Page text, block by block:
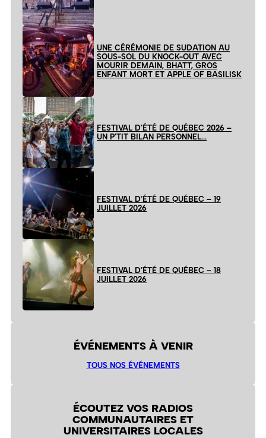
UNE CÉRÉMONIE DE SUDATION AU
SOUS-SOL DU KNOCK-OUT AVEC
MOURIR DEMAIN, BHATT, GROS
ENFANT MORT ET APPLE OF BASILISK
FESTIVAL D’ÉTÉ DE QUÉBEC 2026 –
UN P’TIT BILAN PERSONNEL…
FESTIVAL D’ÉTÉ DE QUÉBEC – 19
JUILLET 2026
FESTIVAL D’ÉTÉ DE QUÉBEC – 18
JUILLET 2026
ÉVÉNEMENTS À VENIR
TOUS NOS ÉVÉNEMENTS
ÉCOUTEZ VOS RADIOS
COMMUNAUTAIRES ET
UNIVERSITAIRES LOCALES